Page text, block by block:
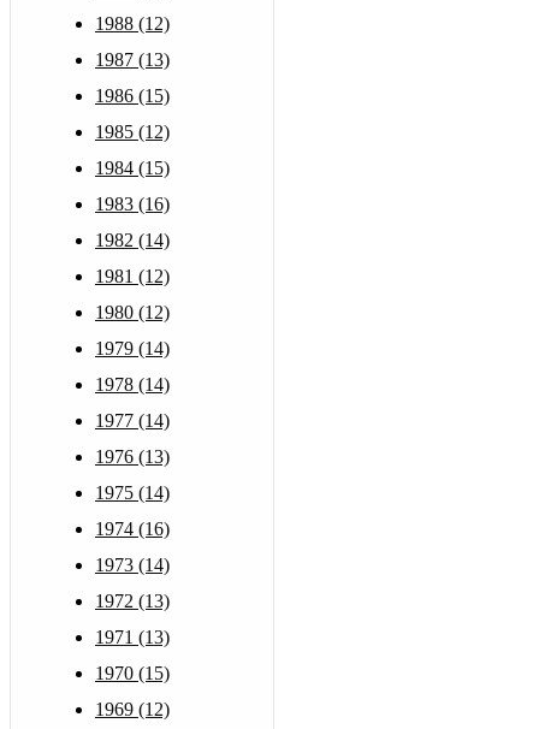
1988 (12)
1987 (13)
1986 (15)
1985 (12)
1984 (15)
1983 (16)
1982 (14)
1981 (12)
1980 (12)
1979 (14)
1978 (14)
1977 (14)
1976 (13)
1975 (14)
1974 (16)
1973 (14)
1972 (13)
1971 (13)
1970 (15)
1969 (12)